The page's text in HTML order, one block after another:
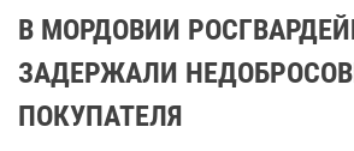
В МОРДОВИИ
ЗАДЕРЖАЛИ
ПОКУПАТЕЛЯ